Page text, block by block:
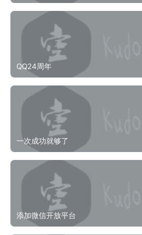
QQ24周年
一次成功就够了
添加微信开放平台